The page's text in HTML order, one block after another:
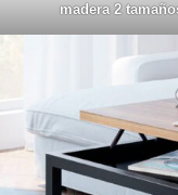
madera 2